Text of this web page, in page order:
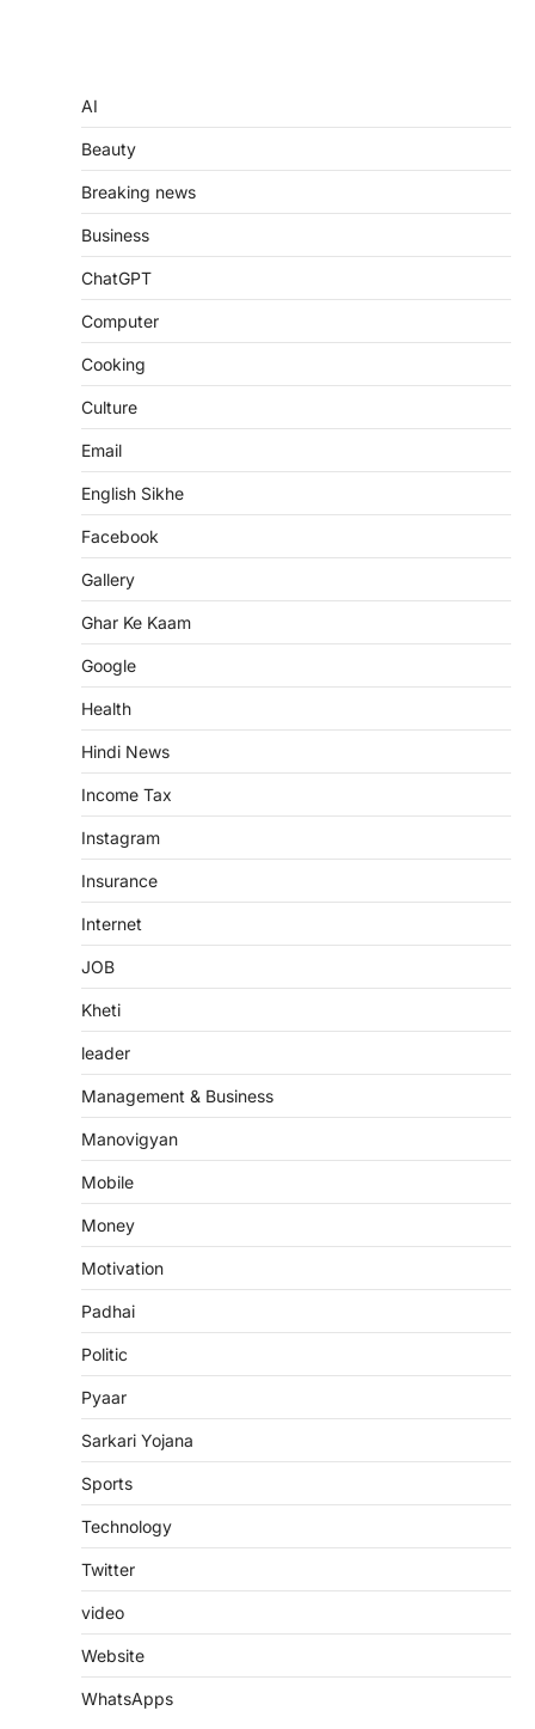
AI
Beauty
Breaking news
Business
ChatGPT
Computer
Cooking
Culture
Email
English Sikhe
Facebook
Gallery
Ghar Ke Kaam
Google
Health
Hindi News
Income Tax
Instagram
Insurance
Internet
JOB
Kheti
leader
Management & Business
Manovigyan
Mobile
Money
Motivation
Padhai
Politic
Pyaar
Sarkari Yojana
Sports
Technology
Twitter
video
Website
WhatsApps